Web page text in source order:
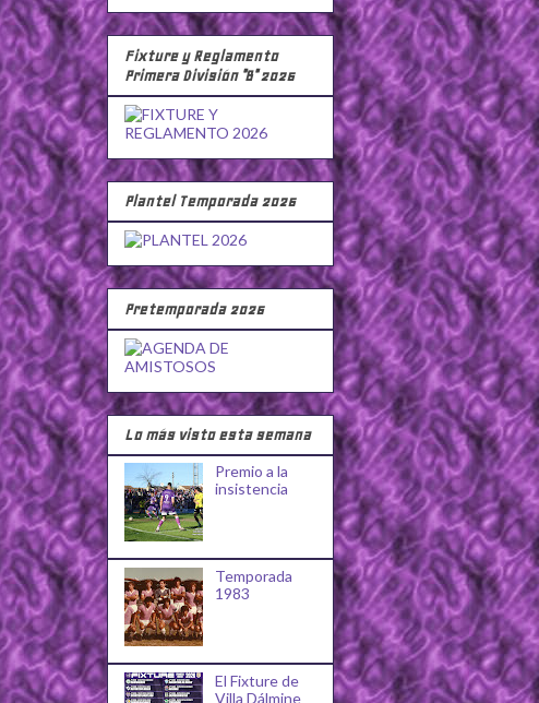
Fixture y Reglamento
Primera División "B" 2026
Plantel Temporada 2026
Pretemporada 2026
Lo más visto esta semana
Premio a la
insistencia
Temporada
1983
El Fixture de
Villa Dálmine